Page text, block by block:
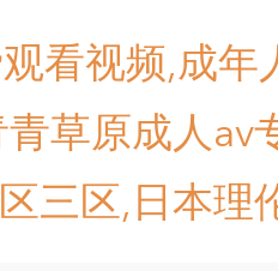
看视频,成
草原成人av
三区,日本理